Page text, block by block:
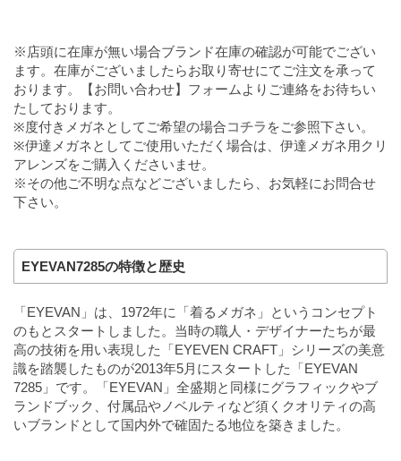
※店頭に在庫が無い場合ブランド在庫の確認が可能でござい
ます。在庫がございましたらお取り寄せにてご注文を承って
おります。【お問い合わせ】フォームよりご連絡をお待ちい
たしております。
※度付きメガネとしてご希望の場合コチラ をご参照下さい。
※伊達メガネとしてご使用いただく場合は、伊達メガネ用クリ
アレンズをご購入くださいませ。
※その他ご不明な点などございましたら、お気軽にお問合せ
下さい。
EYEVAN7285の特徴と歴史
「EYEVAN」は、1972年に「着るメガネ」というコンセプト
のもとスタートしました。当時の職人・デザイナーたちが最
高の技術を用い表現した「EYEVEN CRAFT」シリーズの美意
識を踏襲したものが2013年5月にスタートした「EYEVAN
7285」です。「EYEVAN」全盛期と同様にグラフィックやブ
ランドブック、付属品やノベルティなど須くクオリティの高
いブランドとして国内外で確固たる地位を築きました。